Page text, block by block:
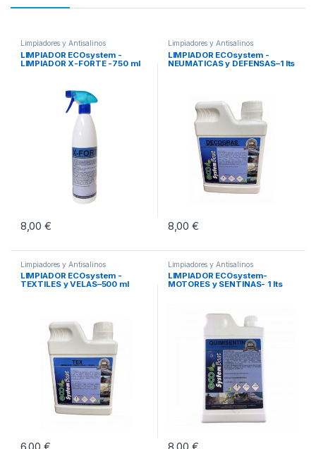
Limpiadores y Antisalinos
LIMPIADOR ECOsystem -
LIMPIADOR X-FORTE -750 ml
8,00€
Limpiadores y Antisalinos
LIMPIADOR ECOsystem -
NEUMATICAS y DEFENSAS–1 lts
8,00€
Limpiadores y Antisalinos
LIMPIADOR ECOsystem -
TEXTILES y VELAS–500 ml
Limpiadores y Antisalinos
LIMPIADOR ECOsystem-
MOTORES y SENTINAS- 1 lts